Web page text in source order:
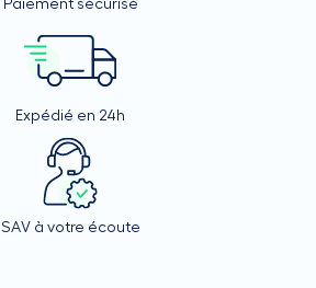
Paiement sécurisé
Expédié en 24h
SAV à votre écoute